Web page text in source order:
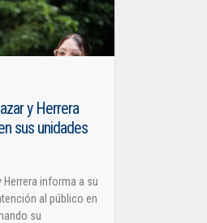
y Herrera
sus unidades
Herrera informa a su
al público en
su